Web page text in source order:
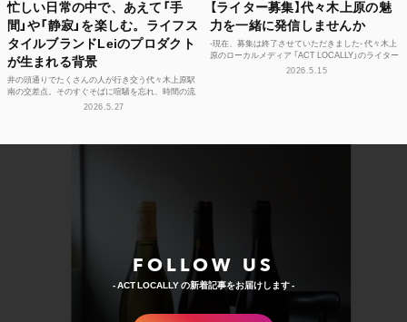
忙しい日常の中で、あえて「手
間」や「静寂」を楽しむ。ライフス
タイルブランドLeiのプロダクト
が生まれる背景
井の頭通りでたくさんの人が行き交う代々木上原駅
南の交差点。そのすぐそばに喧騒を忘れ、時間の流
れや感性をフラットに整えられる空間があります。
2026.5.27
【ライター募集】代々木上原の魅
力を一緒に発信しませんか
-現在、募集は終了させていただきました- 代々木上
原のローカルメディア 「ACT LOCALLY」のライター
募集！ 世界中にある個性豊かな街に負けない魅...
2026.5.15
FOLLOW US
- ACT LOCALLY の新着記事をお届けします -